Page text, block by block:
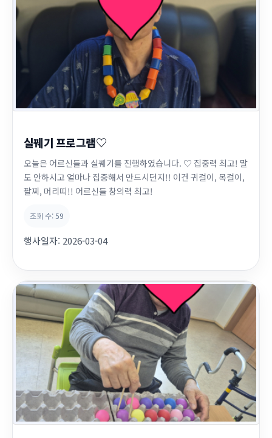
실꿰기 프로그램♡
오늘은 어르신들과 실꿰기를 진행하였습니다. ♡ 집중력 최고! 말
도 안하시고 얼마나 집중해서 만드시던지!! 이건 귀걸이, 목걸이,
팔찌, 머리띠!! 어르신들 창의력 최고!
조회 수:59
행사일자: 2026-03-04